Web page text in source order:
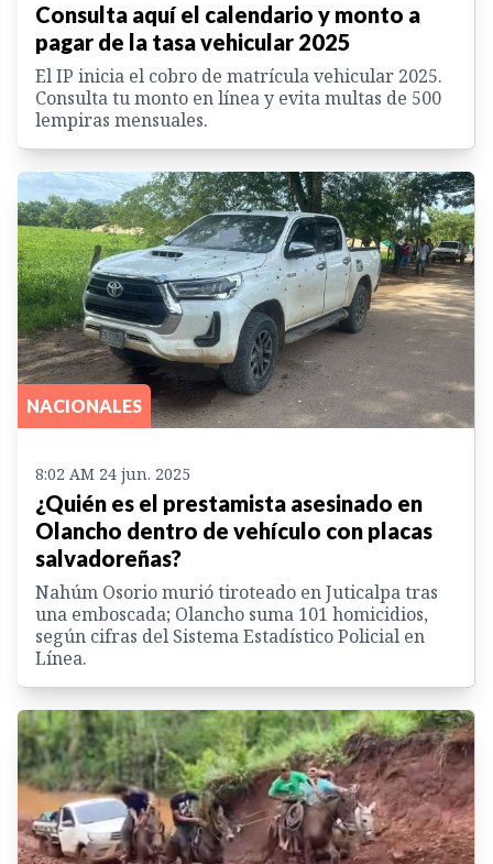
Consulta aquí el calendario y monto a
pagar de la tasa vehicular 2025
El IP inicia el cobro de matrícula vehicular 2025.
Consulta tu monto en línea y evita multas de 500
lempiras mensuales.
NACIONALES
8:02 AM 24 jun. 2025
¿Quién es el prestamista asesinado en
Olancho dentro de vehículo con placas
salvadoreñas?
Nahúm Osorio murió tiroteado en Juticalpa tras
una emboscada; Olancho suma 101 homicidios,
según cifras del Sistema Estadístico Policial en
Línea.